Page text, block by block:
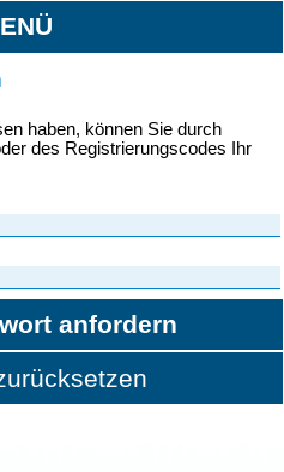
haben, können Sie durch
des Registrierungscodes Ihr
anfordern